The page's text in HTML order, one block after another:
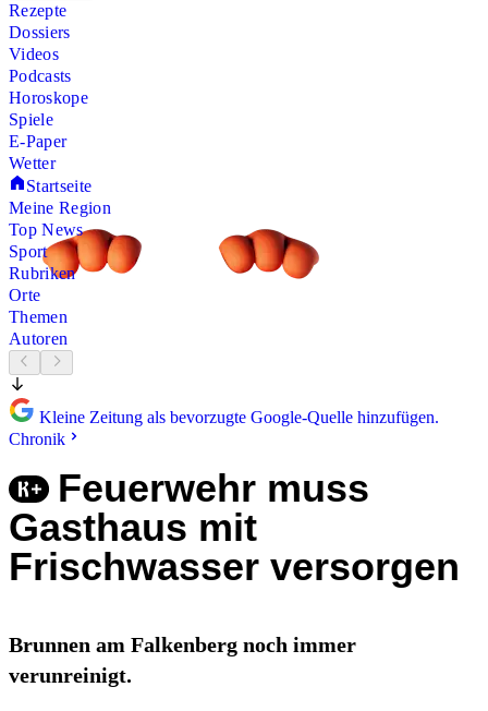
Rezepte
Dossiers
Videos
Podcasts
Horoskope
Spiele
E-Paper
Wetter
Startseite
Meine Region
Top News
Sport
Rubriken
Orte
Themen
Autoren
Kleine Zeitung als bevorzugte Google-Quelle hinzufügen.
Chronik
Feuerwehr muss
Gasthaus mit
Frischwasser versorgen
Brunnen am Falkenberg noch immer
verunreinigt.